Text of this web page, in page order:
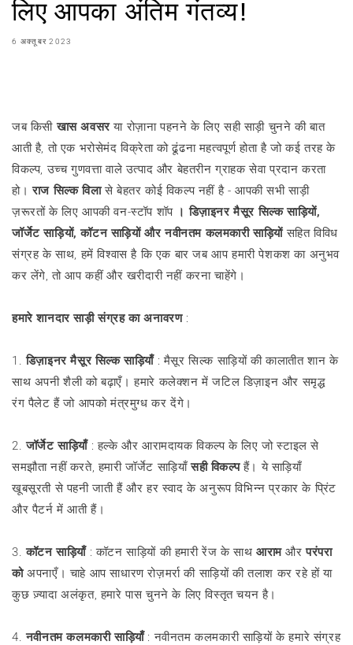
लिए आपका अंतिम गंतव्य!
6 अक्तूबर 2023
जब किसीखास अवसरया रोज़ाना पहनने के लिए सही साड़ी चुनने की बात
आती है, तो एक भरोसेमंद विक्रेता को ढूंढना महत्वपूर्ण होता है जो कई तरह के
विकल्प, उच्च गुणवत्ता वाले उत्पाद और बेहतरीन ग्राहक सेवा प्रदान करता
हो।राज सिल्क विलासे बेहतर कोई विकल्प नहीं है - आपकी सभी साड़ी
ज़रूरतों के लिए आपकी वन-स्टॉप शॉप । डिज़ाइनर मैसूर सिल्क साड़ियों,
जॉर्जेट साड़ियों, कॉटन साड़ियों और नवीनतम कलमकारी साड़ियोंसहित विविध
संग्रह के साथ, हमें विश्वास है कि एक बार जब आप हमारी पेशकश का अनुभव
कर लेंगे, तो आप कहीं और खरीदारी नहीं करना चाहेंगे।
हमारे शानदार साड़ी संग्रह का अनावरण:
1.डिज़ाइनर मैसूर सिल्क साड़ियाँ: मैसूर सिल्क साड़ियों की कालातीत शान के
साथ अपनी शैली को बढ़ाएँ। हमारे कलेक्शन में जटिल डिज़ाइन और समृद्ध
रंग पैलेट हैं जो आपको मंत्रमुग्ध कर देंगे।
2.जॉर्जेट साड़ियाँ: हल्के और आरामदायक विकल्प के लिए जो स्टाइल से
समझौता नहीं करते, हमारी जॉर्जेट साड़ियाँसही विकल्पहैं। ये साड़ियाँ
खूबसूरती से पहनी जाती हैं और हर स्वाद के अनुरूप विभिन्न प्रकार के प्रिंट
और पैटर्न में आती हैं।
3.कॉटन साड़ियाँ: कॉटन साड़ियों की हमारी रेंज के साथआरामऔरपरंपरा
कोअपनाएँ। चाहे आप साधारण रोज़मर्रा की साड़ियों की तलाश कर रहे हों या
कुछ ज़्यादा अलंकृत, हमारे पास चुनने के लिए विस्तृत चयन है।
4.नवीनतम कलमकारी साड़ियाँ: नवीनतम कलमकारी साड़ियों के हमारे संग्रह